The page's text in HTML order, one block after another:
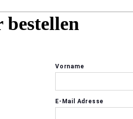
bestellen